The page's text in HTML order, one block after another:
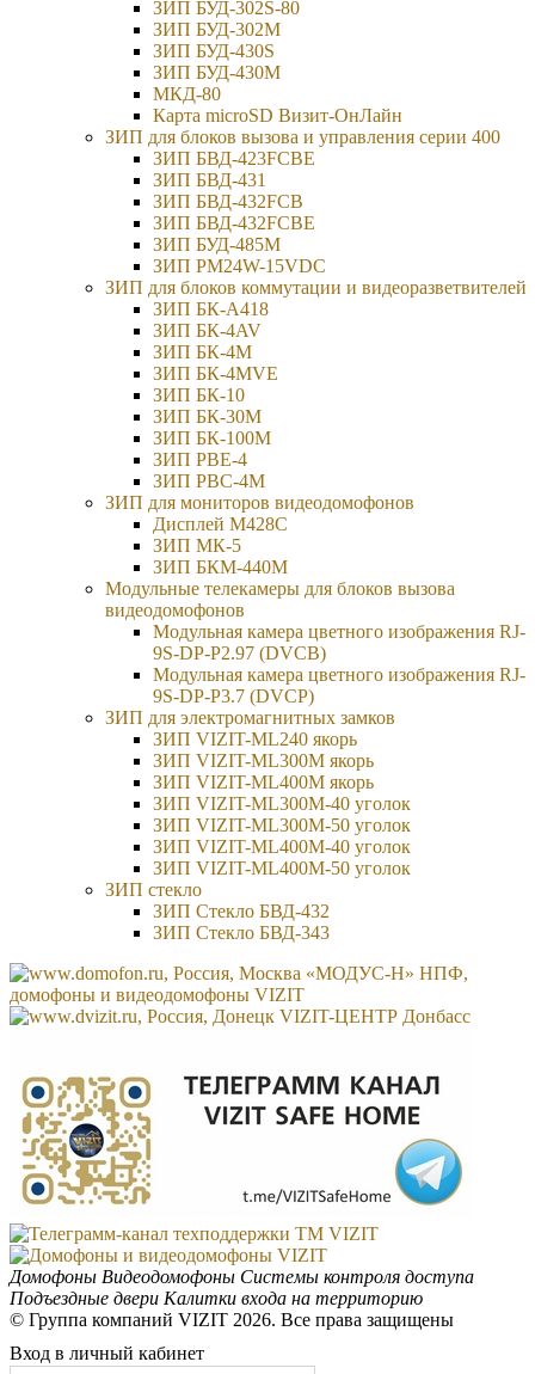
ЗИП БУД-302S-80
ЗИП БУД-302М
ЗИП БУД-430S
ЗИП БУД-430M
МКД-80
Карта microSD Визит-ОнЛайн
ЗИП для блоков вызова и управления серии 400
ЗИП БВД-423FCBE
ЗИП БВД-431
ЗИП БВД-432FCB
ЗИП БВД-432FCBE
ЗИП БУД-485М
ЗИП РМ24W-15VDC
ЗИП для блоков коммутации и видеоразветвителей
ЗИП БК-А418
ЗИП БК-4AV
ЗИП БК-4М
ЗИП БК-4MVE
ЗИП БК-10
ЗИП БК-30М
ЗИП БК-100М
ЗИП РВЕ-4
ЗИП РВС-4M
ЗИП для мониторов видеодомофонов
Дисплей M428C
ЗИП МК-5
ЗИП БКМ-440M
Модульные телекамеры для блоков вызова
видеодомофонов
Модульная камера цветного изображения RJ-
9S-DP-P2.97 (DVCB)
Модульная камера цветного изображения RJ-
9S-DP-P3.7 (DVCP)
ЗИП для электромагнитных замков
ЗИП VIZIT-ML240 якорь
ЗИП VIZIT-ML300M якорь
ЗИП VIZIT-ML400M якорь
ЗИП VIZIT-ML300M-40 уголок
ЗИП VIZIT-ML300M-50 уголок
ЗИП VIZIT-ML400M-40 уголок
ЗИП VIZIT-ML400M-50 уголок
ЗИП стекло
ЗИП Стекло БВД-432
ЗИП Стекло БВД-343
Домофоны Видеодомофоны Системы контроля доступа
Подъездные двери Калитки входа на территорию
© Группа компаний VIZIT 2026. Все права защищены
Вход в личный кабинет